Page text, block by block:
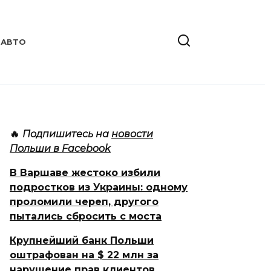
АВТО
🔥 Подпишитесь на новости
Польши в Facebook
В Варшаве жестоко избили
подростков из Украины: одному
проломили череп, другого
пытались сбросить с моста
Крупнейший банк Польши
оштрафован на $ 22 млн за